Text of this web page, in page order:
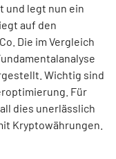
und legt nun ein
auf den
Die im Ver­gleich
Wichtig sind
Für
dies unerlässlich
Kryptowährungen.